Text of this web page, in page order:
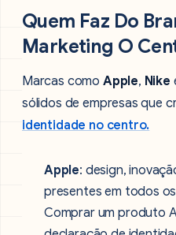
Quem Faz Do
Marketing O
Marcas como Apple, Nike
sólidos de empresas que
identidade no centro.
Apple: design,
presentes em todos
Comprar um produto